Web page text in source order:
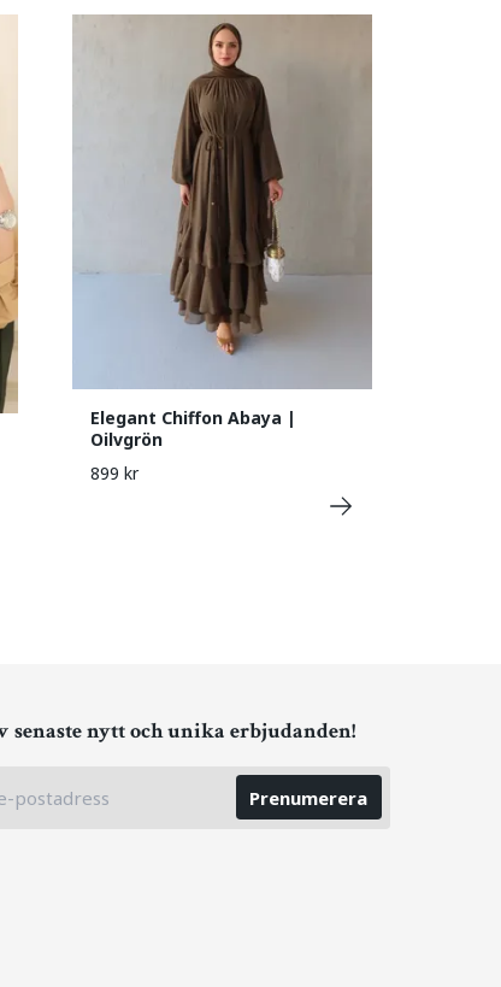
Elegant Chiffon Abaya |
Oilvgrön
899 kr
senaste nytt och unika erbjudanden!
Prenumerera